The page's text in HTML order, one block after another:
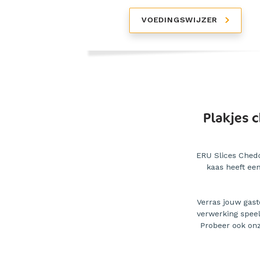
VOEDINGSWIJZER
Plakjes
ERU Slices
kaas heeft
Verras jouw
verwerking
Probeer ook